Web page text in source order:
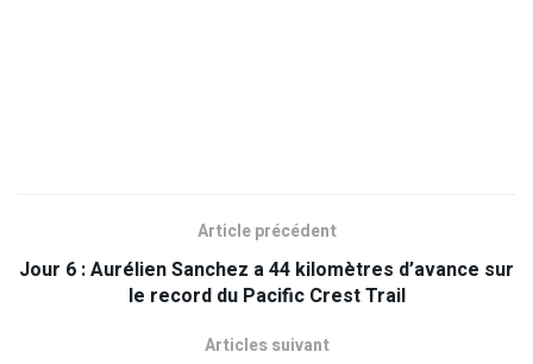
Article précédent
Jour 6 : Aurélien Sanchez a 44 kilomètres d’avance sur
le record du Pacific Crest Trail
Articles suivant